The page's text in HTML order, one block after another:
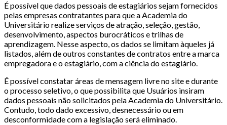
É possível que dados pessoais de estagiários sejam fornecidos
pelas empresas contratantes para que a Academia do
Universitário realize serviços de atração, seleção, gestão,
desenvolvimento, aspectos burocráticos e trilhas de
aprendizagem. Nesse aspecto, os dados se limitam àqueles já
listados, além de outros constantes de contratos entre a marca
empregadora e o estagiário, com a ciência do estagiário.
É possível constatar áreas de mensagem livre no site e durante
o processo seletivo, o que possibilita que Usuários insiram
dados pessoais não solicitados pela Academia do Universitário.
Contudo, todo dado excessivo, desnecessário ou em
desconformidade com a legislação será eliminado.